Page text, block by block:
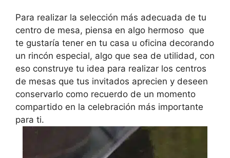
Para realizar la selección más adecuada de tu
centro de mesa, piensa en algo hermoso que
te gustaría tener en tu casa u oficina decorando
un rincón especial, algo que sea de utilidad, con
eso construye tu idea para realizar los centros
de mesas que tus invitados aprecien y deseen
conservarlo como recuerdo de un momento
compartido en la celebración más importante
para ti.